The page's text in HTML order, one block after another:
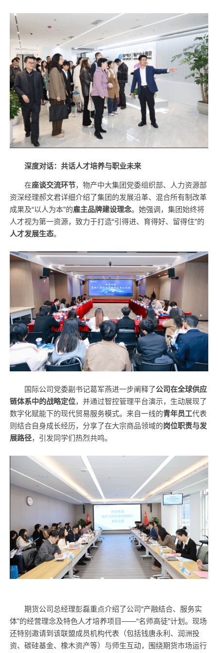
深度对话：共话人才培养与职业未来
在座谈交流环节，物产中大集团党委组织部、人力资源部
资深经理郝文君详细介绍了集团的发展沿革、混合所有制改革
成果及“以人为本”的雇主品牌建设理念。她强调，集团始终将
人才视为第一资源，致力于打造“引得进、育得好、留得住”的
人才发展生态。
国际公司党委副书记葛军燕进一步阐释了公司在全球供应
链体系中的战略定位，并通过智控管理平台演示，生动展现了
数字化赋能下的现代贸易服务模式。来自一线的青年员工代表
则结合自身成长经历，分享了在大宗商品领域的岗位职责与发
展路径，引发同学们热烈共鸣。
期货公司总经理彭磊重点介绍了公司“产融结合、服务实
体”的经营理念及特色人才培养项目——“名师高徒”计划。现场
还特别邀请到该联盟成员机构代表（包括钱唐永利、润洲投
资、碳硅基金、橡木资产等）与师生互动，围绕期货市场运行